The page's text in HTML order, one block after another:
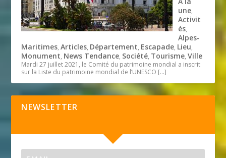
une,
Activit
és,
Alpes-
Maritimes,Articles, Département, Escapade, Lieu,
Monument, News Tendance, Société, Tourisme,Ville
Mardi 27 juillet 2021, le Comité du patrimoine mondial a inscrit
sur la Liste du patrimoine mondial de l’UNESCO […]
NEWSLETTER